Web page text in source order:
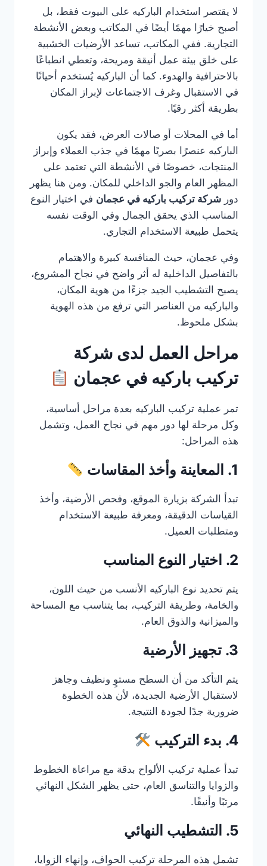
لا يقتصر استخدام الباركيه على البيوت فقط، بل
أصبح خيارًا مهمًا أيضًا في المكاتب وبعض الأنشطة
التجارية. ففي المكاتب، تساعد الأرضيات الخشبية
على خلق بيئة عمل أنيقة ومريحة، وتعطي انطباعًا
بالاحترافية والهدوء. كما أن الباركيه يُستخدم أحيانًا
في الاستقبال وغرف الاجتماعات لإبراز المكان
بطريقة أكثر رقيًا.
أما في المحلات أو صالات العرض، فقد يكون
الباركيه عنصرًا بصريًا مهمًا في جذب العملاء وإبراز
المنتجات، خصوصًا في الأنشطة التي تعتمد على
المظهر العام والجو الداخلي للمكان. ومن هنا يظهر
دور شركة تركيب باركيه في عجمان في اختيار النوع
المناسب الذي يحقق الجمال وفي الوقت نفسه
يتحمل طبيعة الاستخدام التجاري.
وفي عجمان، حيث المنافسة كبيرة والاهتمام
بالتفاصيل الداخلية له أثر واضح في نجاح المشروع،
يصبح التشطيب الجيد جزءًا من هوية المكان،
والباركيه من العناصر التي ترفع من هذه الهوية
بشكل ملحوظ.
مراحل العمل لدى شركة
تركيب باركيه في عجمان
تمر عملية تركيب الباركيه بعدة مراحل أساسية،
وكل مرحلة لها دور مهم في نجاح العمل، وتشمل
هذه المراحل:
1. المعاينة وأخذ المقاسات
تبدأ الشركة بزيارة الموقع، وفحص الأرضية، وأخذ
القياسات الدقيقة، ومعرفة طبيعة الاستخدام
ومتطلبات العميل.
2. اختيار النوع المناسب
يتم تحديد نوع الباركيه الأنسب من حيث اللون،
والخامة، وطريقة التركيب، بما يتناسب مع المساحة
والميزانية والذوق العام.
3. تجهيز الأرضية
يتم التأكد من أن السطح مستوٍ ونظيف وجاهز
لاستقبال الأرضية الجديدة، لأن هذه الخطوة
ضرورية جدًا لجودة النتيجة.
4. بدء التركيب
تبدأ عملية تركيب الألواح بدقة مع مراعاة الخطوط
والزوايا والتناسق العام، حتى يظهر الشكل النهائي
مرتبًا وأنيقًا.
5. التشطيب النهائي
تشمل هذه المرحلة تركيب الحواف، وإنهاء الزوايا،